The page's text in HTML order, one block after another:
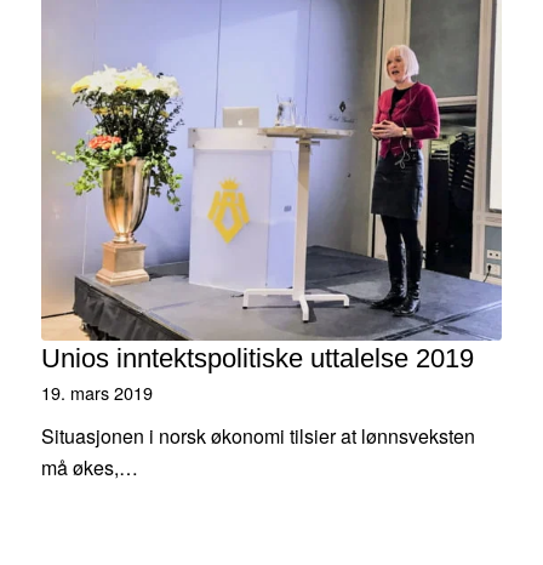
Unios inntektspolitiske uttalelse 2019
19. mars 2019
Situasjonen i norsk økonomi tilsier at lønnsveksten
må økes,…